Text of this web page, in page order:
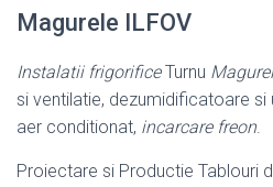
Magurele ILFOV
Instalatii frigorificeTurnu
si ventilatie, dezumidificatoare
aer conditionat, incarcare freon.
Proiectare si Productie Tablouri